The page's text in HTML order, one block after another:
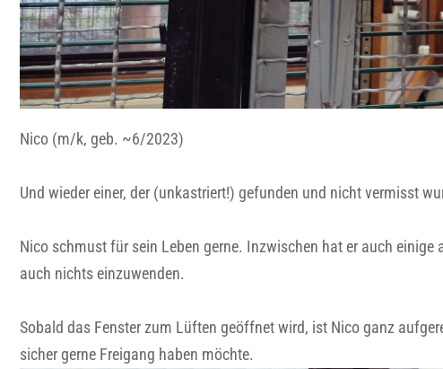
Nico (m/k, geb. ~6/2023)
Und wieder einer, der (unkastriert!) gefunden und nicht vermisst
Nico schmust für sein Leben gerne. Inzwischen hat er auch
auch nichts einzuwenden.
Sobald das Fenster zum Lüften geöffnet wird, ist Nico ganz
sicher gerne Freigang haben möchte.